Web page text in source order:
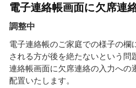
電子連絡帳画面に欠席連
調整中
電子連絡帳のご家庭での様子の欄
される方が後を絶たないという問
連絡帳画面に欠席連絡の入力への
配置いたします。